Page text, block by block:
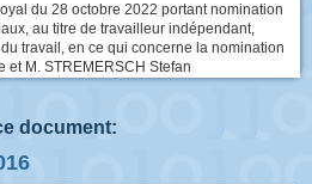
du 28 octobre 2022 portant nomination
au titre de travailleur indépendant,
travail, en ce qui concerne la nomination
et M. STREMERSCH Stefan
document: